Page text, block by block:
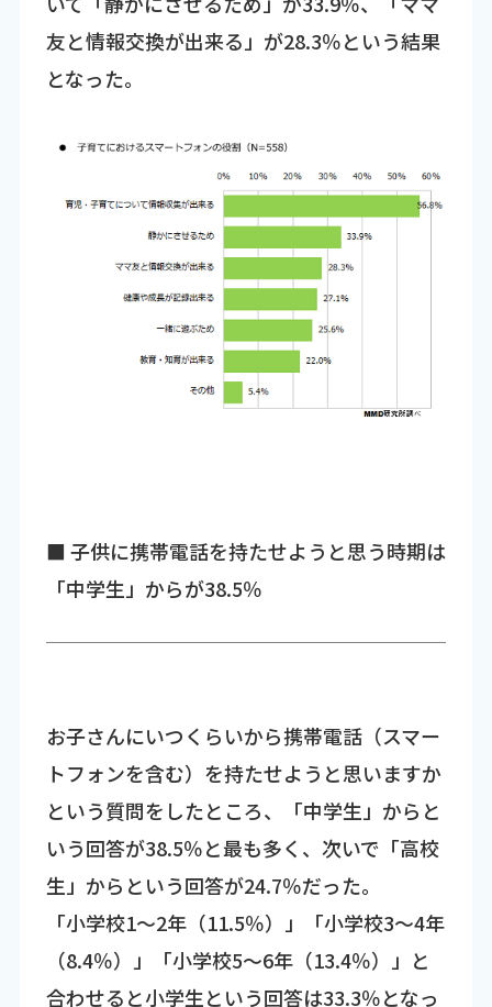
友と情報交換が出来る」が28.3％という結果
となった。
■ 子供に携帯電話を持たせようと思う時期は
「中学生」からが38.5％
お子さんにいつくらいから携帯電話（スマー
トフォンを含む）を持たせようと思いますか
という質問をしたところ、「中学生」からと
いう回答が38.5％と最も多く、次いで「高校
生」からという回答が24.7％だった。
「小学校1～2年（11.5％）」「小学校3～4年
（8.4％）」「小学校5～6年（13.4％）」と
合わせると小学生という回答は33.3％となっ